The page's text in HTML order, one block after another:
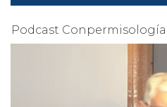
Podcast Conpermisología